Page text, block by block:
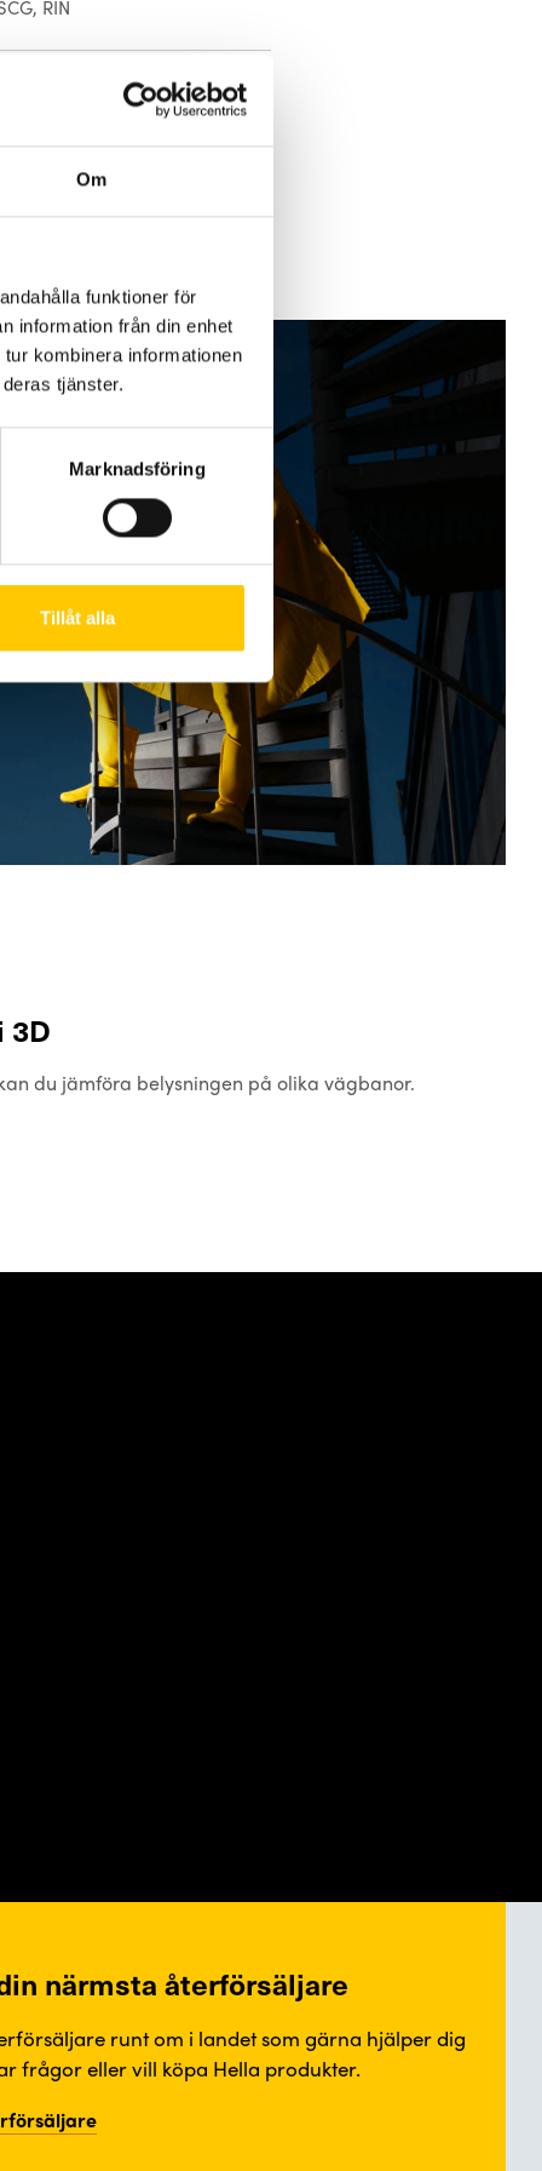
Om
funktioner för
information från din enhet
kombinera informationen
tjänster.
Marknadsföring
Tillåt alla
RIN
3D
du jämföra belysningen på olika vägbanor.
närmsta återförsäljare
runt om i landet som gärna hjälper dig
frågor eller vill köpa Hella produkter.